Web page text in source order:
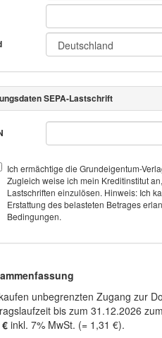
SEPA-Lastschrift
Ich ermächtige die Grundeigentum-
Zugleich weise ich mein Kreditinstitut
Lastschriften einzulösen. Hinweis: Ich
Erstattung des belasteten Betrages
Bedingungen.
unbegrenzten Zugang zur
bis zum 31.12.2026
inkl. 7% MwSt. (= 1,31 €).